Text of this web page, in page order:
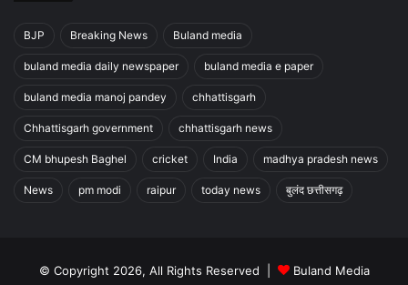
BJP Breaking News Buland media
buland media daily newspaper buland media e paper
buland media manoj pandey chhattisgarh
Chhattisgarh government chhattisgarh news
CM bhupesh Baghel cricket India madhya pradesh news
News pm modi raipur today news बुलंद छत्तीसगढ़
© Copyright 2026, All Rights Reserved | Buland Media